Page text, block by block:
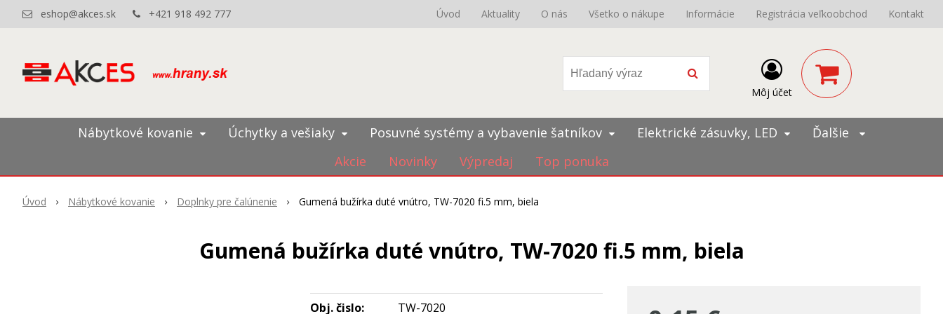
eshop@akces.sk +421 918 492 777 Úvod Aktuality O nás Všetko o nákupe Informácie Registrácia veľkoobchod Kontakt
Môj účet
Nábytkové kovanie Úchytky a vešiaky Posuvné systémy a vybavenie šatníkov Elektrické zásuvky, LED
Ďalšie
Akcie
Novinky Výpredaj Top ponuka
Úvod Nábytkové kovanie Doplnky pre čalúnenie Gumená bužírka duté vnútro, TW-7020 fi.5 mm, biela
Gumená bužírka duté vnútro, TW-7020 fi.5 mm, biela
Obj. čislo: TW-7020